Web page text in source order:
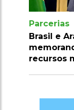
assinam
em